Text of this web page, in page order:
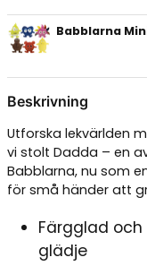
Babblarna
Beskrivning
Utforska lekvärlden
vi stolt Dadda – en
Babblarna, nu som
för små händer att
Färgglad
glädje